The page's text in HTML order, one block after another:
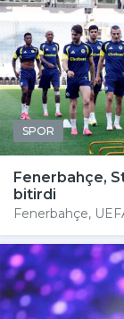
SPOR
Fenerbahçe,
bitirdi
Fenerbahçe,